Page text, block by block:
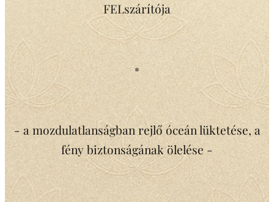
FELszárítója
*
- a mozdulatlanságban rejlő óceán lüktetése, a
fény biztonságának ölelése -